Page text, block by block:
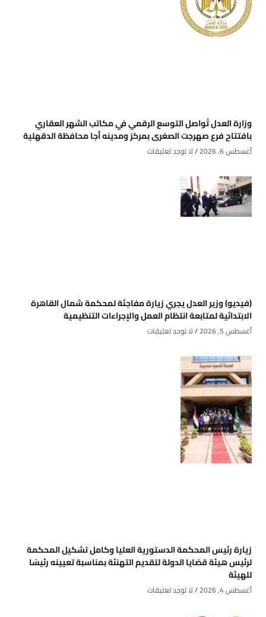
وزارة العدل تُواصل التوسع الرقمي في مكاتب الشهر العقاري
بافتتاح فرع صهرجت الصغرى بمركز ومدينه أجا محافظة الدقهلية
أغسطس 6, 2026 لا توجد تعليقات
(فيديو) وزير العدل يجري زيارة مفاجئة لمحكمة شمال القاهرة
الابتدائية لمتابعة انتظام العمل والإجراءات التنظيمية
أغسطس 5, 2026 لا توجد تعليقات
زيارة رئيس المحكمة الدستورية العليا وكامل تشكيل المحكمة
لرئيس هيئة قضايا الدولة لتقديم التهنئة بمناسبة تعيينه رئيسًا
للهيئة
أغسطس 4, 2026 لا توجد تعليقات